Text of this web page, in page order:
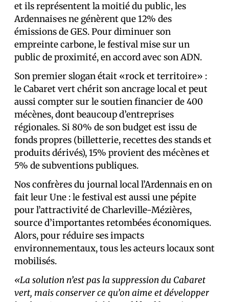
et ils représentent la moitié du public, les
Ardennais·es ne génèrent que 12% des
émissions de GES. Pour diminuer son
empreinte carbone, le festival mise sur un
public de proximité, en accord avec son ADN.
Son premier slogan était «rock et territoire» :
le Cabaret vert chérit son ancrage local et peut
aussi compter sur le soutien financier de 400
mécènes, dont beaucoup d’entreprises
régionales. Si 80% de son budget est issu de
fonds propres (billetterie, recettes des stands et
produits dérivés), 15% provient des mécènes et
5% de subventions publiques.
Nos confrères du journal local l’Ardennais en on
fait leur Une : le festival est aussi une pépite
pour l’attractivité de Charleville-Mézières,
source d’importantes retombées économiques.
Alors, pour réduire ses impacts
environnementaux, tous les acteurs locaux sont
mobilisés.
«La solution n’est pas la suppression du Cabaret
vert, mais conserver ce qu’on aime et développer